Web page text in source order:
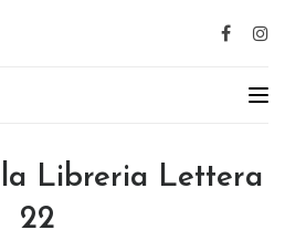
Libreria Lettera
22